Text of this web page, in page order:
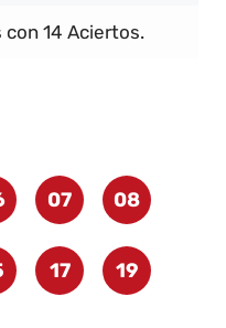
con 14 Aciertos.
07 08
17 19